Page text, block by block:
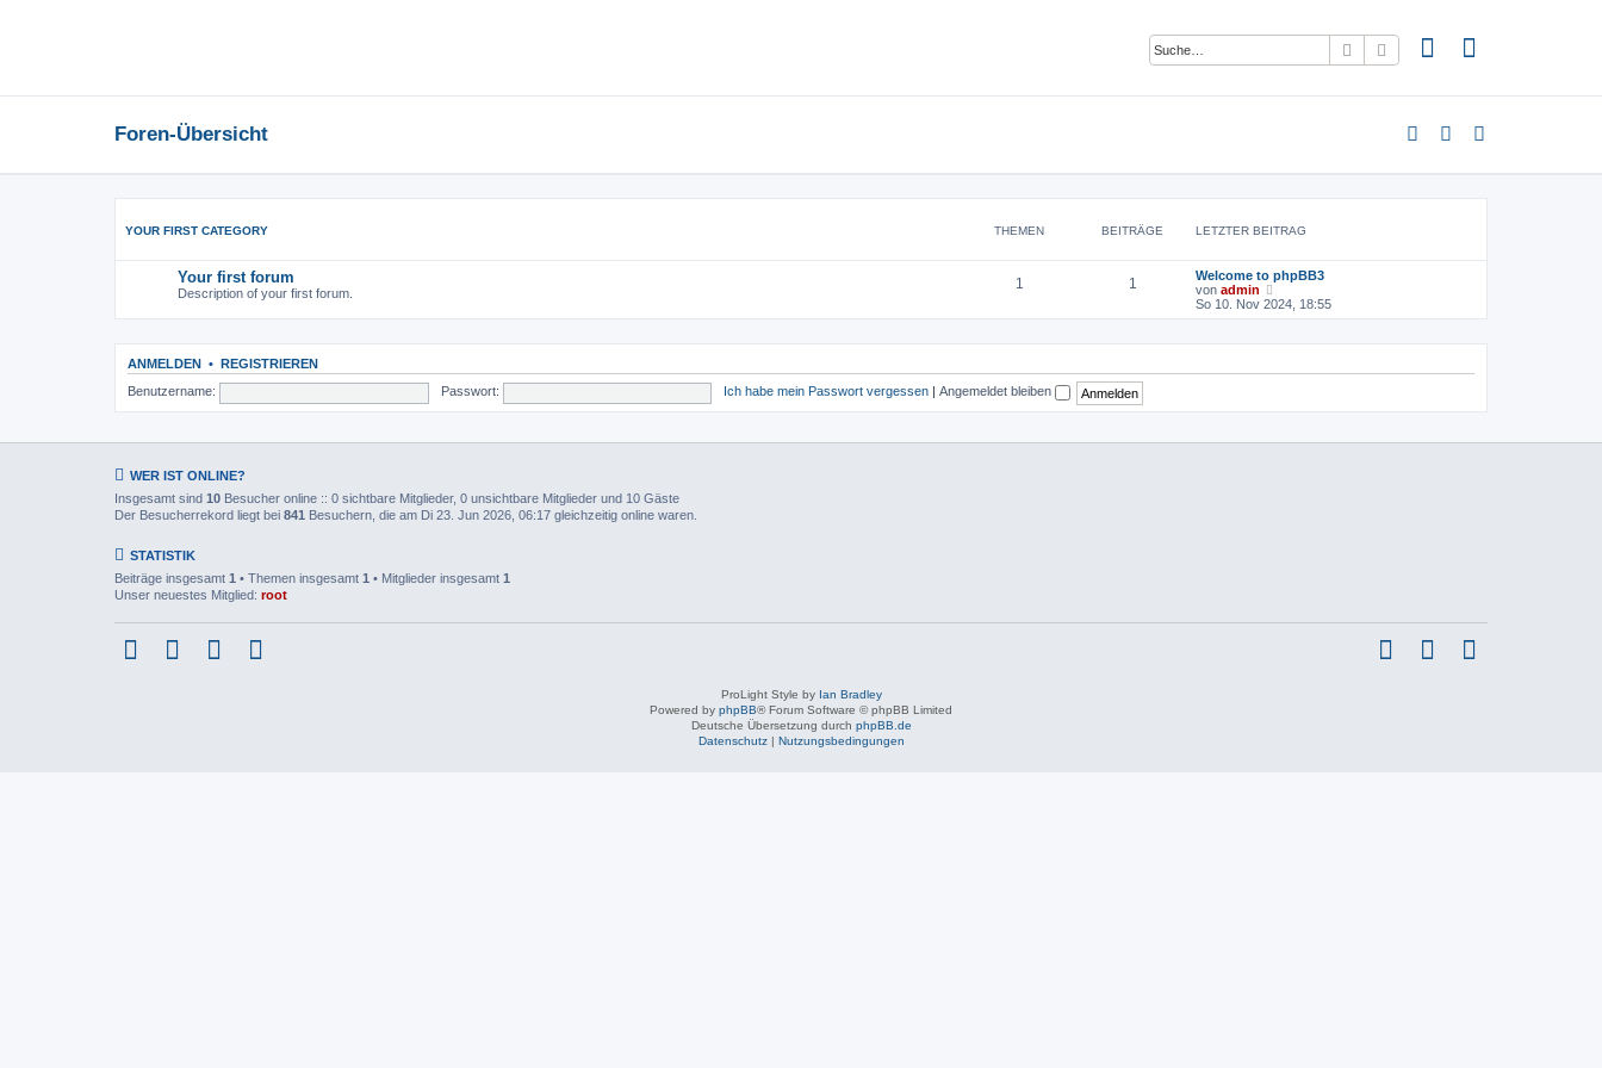
Suche
Foren-Übersicht
YOUR FIRST CATEGORY THEMEN BEITRÄGE LETZTER BEITRAG
Your first forum
Description of your first forum.
1 1
Welcome to phpBB3
von admin
e
u
s
e
t
So 10. Nov 2024, 18:55
ANMELDEN •
REGISTRIEREN
Benutzername:
Passwort: Ich habe mein Passwort vergessen Angemeldet bleiben
WER IST ONLINE?
Insgesamt sind 10 Besucher online :: 0 sichtbare Mitglieder, 0 unsichtbare Mitglieder und 10 Gäste
Der Besucherrekord liegt bei 841 Besuchern, die am Di 23. Jun 2026, 06:17 gleichzeitig online waren.
STATISTIK
Beiträge insgesamt 1 • Themen insgesamt 1 • Mitglieder insgesamt 1
Unser neuestes Mitglied: root
ProLight Style by Ian Bradley
Powered by phpBB® Forum Software © phpBB Limited
Deutsche Übersetzung durch phpBB.de
Datenschutz| Nutzungsbedingungen